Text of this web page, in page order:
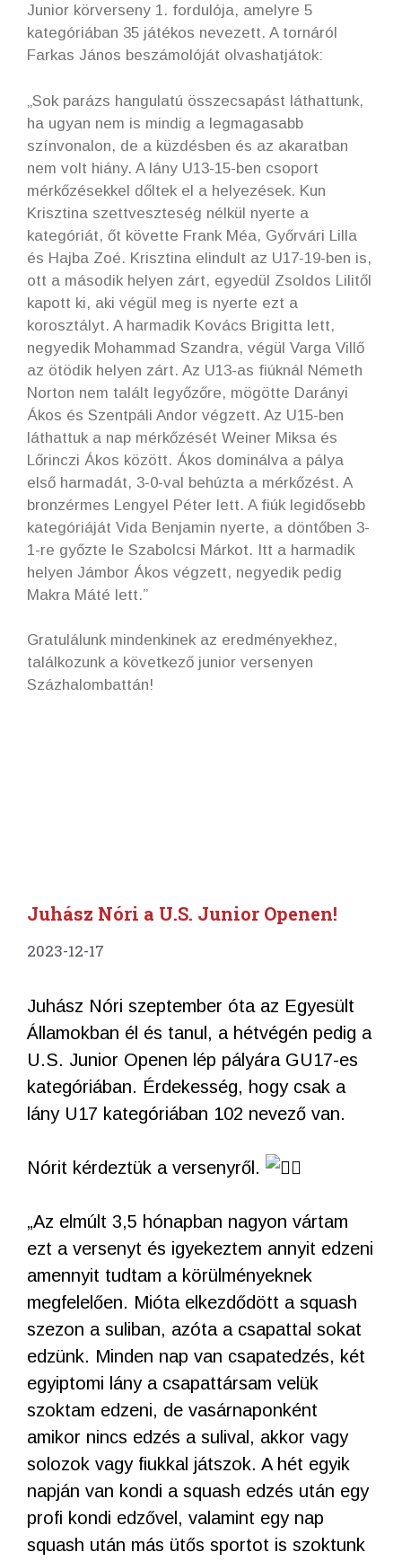
Junior körverseny 1. fordulója, amelyre 5
kategóriában 35 játékos nevezett. A tornáról
Farkas János beszámolóját olvashatjátok:
„Sok parázs hangulatú összecsapást láthattunk,
ha ugyan nem is mindig a legmagasabb
színvonalon, de a küzdésben és az akaratban
nem volt hiány. A lány U13-15-ben csoport
mérkőzésekkel dőltek el a helyezések. Kun
Krisztina szettveszteség nélkül nyerte a
kategóriát, őt követte Frank Méa, Győrvári Lilla
és Hajba Zoé. Krisztina elindult az U17-19-ben is,
ott a második helyen zárt, egyedül Zsoldos Lilitől
kapott ki, aki végül meg is nyerte ezt a
korosztályt. A harmadik Kovács Brigitta lett,
negyedik Mohammad Szandra, végül Varga Villő
az ötödik helyen zárt. Az U13-as fiúknál Németh
Norton nem talált legyőzőre, mögötte Darányi
Ákos és Szentpáli Andor végzett. Az U15-ben
láthattuk a nap mérkőzését Weiner Miksa és
Lőrinczi Ákos között. Ákos dominálva a pálya
első harmadát, 3-0-val behúzta a mérkőzést. A
bronzérmes Lengyel Péter lett. A fiúk legidősebb
kategóriáját Vida Benjamin nyerte, a döntőben 3-
1-re győzte le Szabolcsi Márkot. Itt a harmadik
helyen Jámbor Ákos végzett, negyedik pedig
Makra Máté lett.”
Gratulálunk mindenkinek az eredményekhez,
találkozunk a következő junior versenyen
Százhalombattán!
Juhász Nóri a U.S. Junior Openen!
2023-12-17
Juhász Nóri szeptember óta az Egyesült
Államokban él és tanul, a hétvégén pedig a
U.S. Junior Openen lép pályára GU17-es
kategóriában. Érdekesség, hogy csak a
lány U17 kategóriában 102 nevező van.
Nórit kérdeztük a versenyről.
„Az elmúlt 3,5 hónapban nagyon vártam
ezt a versenyt és igyekeztem annyit edzeni
amennyit tudtam a körülményeknek
megfelelően. Mióta elkezdődött a squash
szezon a suliban, azóta a csapattal sokat
edzünk. Minden nap van csapatedzés, két
egyiptomi lány a csapattársam velük
szoktam edzeni, de vasárnaponként
amikor nincs edzés a sulival, akkor vagy
solozok vagy fiukkal játszok. A hét egyik
napján van kondi a squash edzés után egy
profi kondi edzővel, valamint egy nap
squash után más ütős sportot is szoktunk